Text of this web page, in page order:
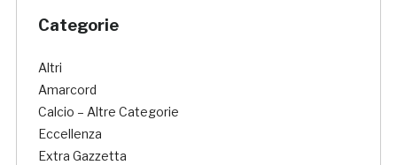
Categorie
Altri
Amarcord
Calcio – Altre Categorie
Eccellenza
Extra Gazzetta